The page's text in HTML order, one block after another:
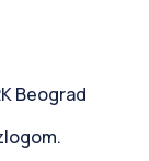
Beograd